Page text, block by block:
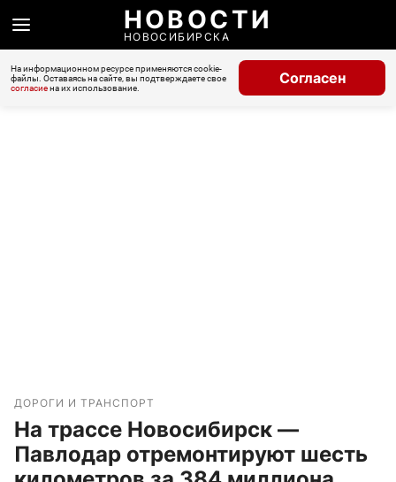
НОВОСТИ
НОВОСИБИРСКА
На информационном ресурсе применяются cookie-
файлы. Оставаясь на сайте, вы подтверждаете свое
согласиена их использование.
Согласен
ДОРОГИ И ТРАНСПОРТ
На трассе Новосибирск —
Павлодар отремонтируют шесть